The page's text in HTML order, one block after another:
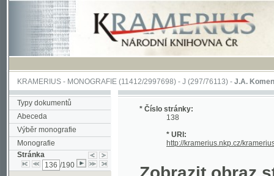
KRAMERIUS-MONOGRAFIE(11412/2997698) -J (297/76113)-J.A. Komenského
Typy dokumentů
Abeceda
Výběr monografie
Monografie
Stránka
/190
PDF Vytvořit
* Číslo stránky:
138
* URI:
http://kramerius.nkp.cz/kramerius/